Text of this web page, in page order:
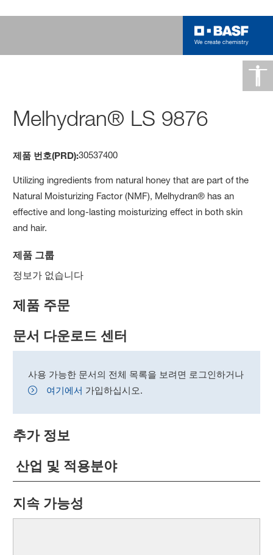
Melhydran® LS 9876
제품 번호(PRD):30537400
Utilizing ingredients from natural honey that are part of the
Natural Moisturizing Factor (NMF), Melhydran® has an
effective and long-lasting moisturizing effect in both skin
and hair.
제품 그룹
정보가 없습니다
제품 주문
문서 다운로드 센터
사용 가능한 문서의 전체 목록을 보려면 로그인하거나
여기에서 가입하십시오.
추가 정보
산업 및 적용분야
지속 가능성